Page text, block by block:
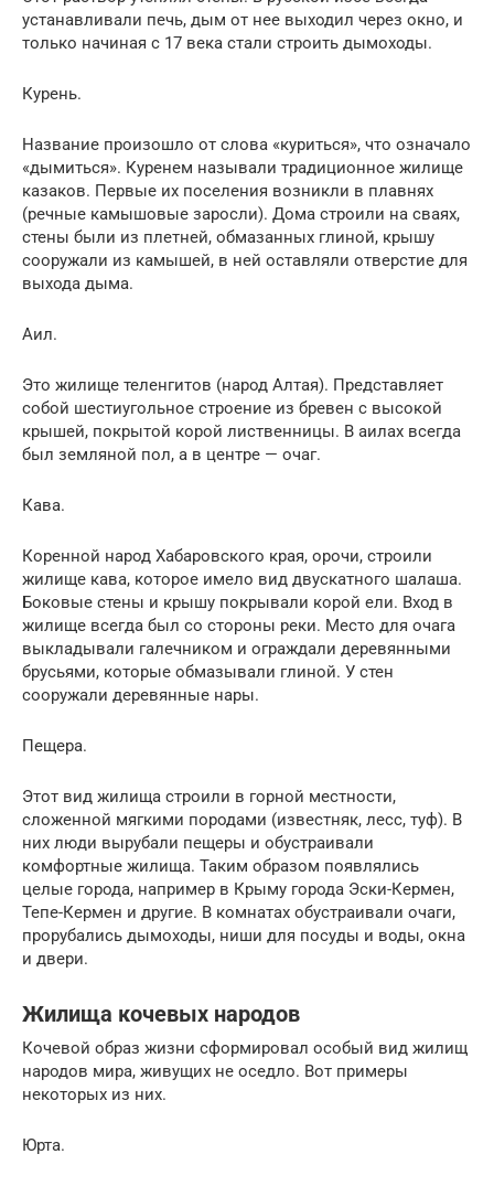
устанавливали печь, дым от нее выходил через окно, и
только начиная с 17 века стали строить дымоходы.
Курень.
Название произошло от слова «куриться», что означало
«дымиться». Куренем называли традиционное жилище
казаков. Первые их поселения возникли в плавнях
(речные камышовые заросли). Дома строили на сваях,
стены были из плетней, обмазанных глиной, крышу
сооружали из камышей, в ней оставляли отверстие для
выхода дыма.
Аил.
Это жилище теленгитов (народ Алтая). Представляет
собой шестиугольное строение из бревен с высокой
крышей, покрытой корой лиственницы. В аилах всегда
был земляной пол, а в центре — очаг.
Кава.
Коренной народ Хабаровского края, орочи, строили
жилище кава, которое имело вид двускатного шалаша.
Боковые стены и крышу покрывали корой ели. Вход в
жилище всегда был со стороны реки. Место для очага
выкладывали галечником и ограждали деревянными
брусьями, которые обмазывали глиной. У стен
сооружали деревянные нары.
Пещера.
Этот вид жилища строили в горной местности,
сложенной мягкими породами (известняк, лесс, туф). В
них люди вырубали пещеры и обустраивали
комфортные жилища. Таким образом появлялись
целые города, например в Крыму города Эски-Кермен,
Тепе-Кермен и другие. В комнатах обустраивали очаги,
прорубались дымоходы, ниши для посуды и воды, окна
и двери.
Жилища кочевых народов
Кочевой образ жизни сформировал особый вид жилищ
народов мира, живущих не оседло. Вот примеры
некоторых из них.
Юрта.